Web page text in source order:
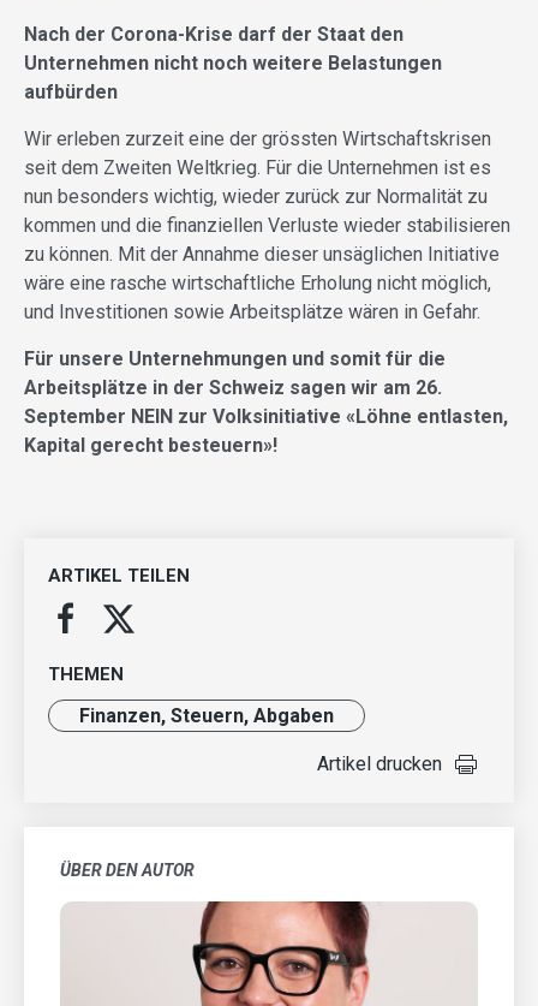
Nach der Corona-Krise darf der Staat den
Unternehmen nicht noch weitere Belastungen
aufbürden
Wir erleben zurzeit eine der grössten Wirtschaftskrisen
seit dem Zweiten Weltkrieg. Für die Unternehmen ist es
nun besonders wichtig, wieder zurück zur Normalität zu
kommen und die finanziellen Verluste wieder stabilisieren
zu können. Mit der Annahme dieser unsäglichen Initiative
wäre eine rasche wirtschaftliche Erholung nicht möglich,
und Investitionen sowie Arbeitsplätze wären in Gefahr.
Für unsere Unternehmungen und somit für die
Arbeitsplätze in der Schweiz sagen wir am 26.
September NEIN zur Volksinitiative «Löhne entlasten,
Kapital gerecht besteuern»!
ARTIKEL TEILEN
THEMEN
Finanzen, Steuern, Abgaben
Artikel drucken
ÜBER DEN AUTOR